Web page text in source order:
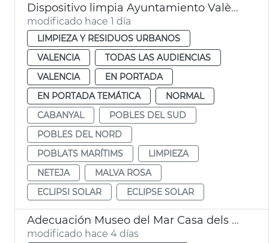
Dispositivo limpia Ayuntamiento València eclipse solar
modificado hace 1 día
LIMPIEZA Y RESIDUOS URBANOS
VALENCIA
TODAS LAS AUDIENCIAS
VALENCIA
EN PORTADA
EN PORTADA TEMÁTICA
NORMAL
CABANYAL
POBLES DEL SUD
POBLES DEL NORD
POBLATS MARÍTIMS
LIMPIEZA
NETEJA
MALVA ROSA
ECLIPSI SOLAR
ECLIPSE SOLAR
Adecuación Museo del Mar Casa dels Bous València
modificado hace 4 días